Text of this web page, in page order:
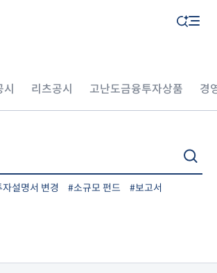
리츠공시 고난도금융투자상품 경
설명서 변경 #소규모 펀드 #보고서